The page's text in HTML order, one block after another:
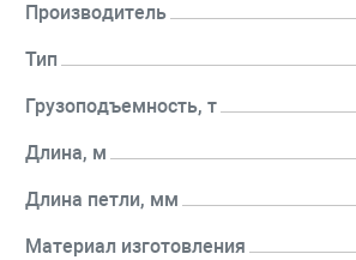
Производитель
Тип
Грузоподъемность, т
Длина, м
Длина петли, мм
Материал изготовления